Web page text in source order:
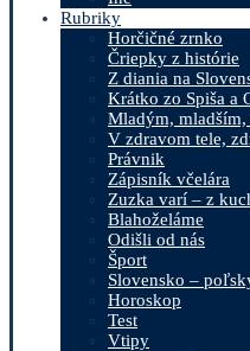
Rubriky
Horčičné zrnko
Čriepky z histórie
Z diania na
Krátko zo Spiša a
Mladým, mladším,
V zdravom tele,
Právnik
Zápisník včelára
Zuzka varí – z
Blahoželáme
Odišli od nás
Šport
Slovensko –
Horoskop
Test
Vtipy